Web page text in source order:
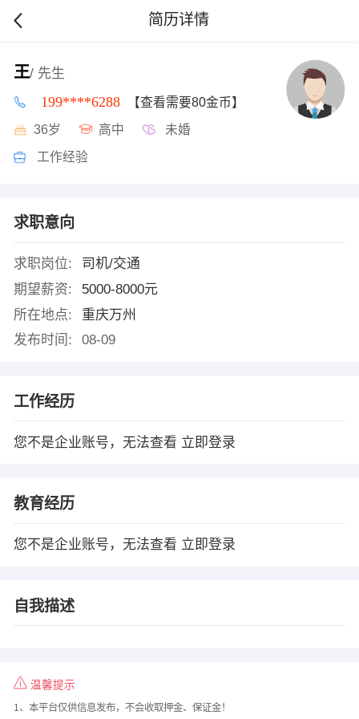
简历详情
王/ 先生
199****6288 【查看需要80金币】
36岁 高中 未婚
工作经验
求职意向
求职岗位:
司机/交通
期望薪资:
5000-8000元
所在地点:
重庆万州
发布时间:
08-09
工作经历
您不是企业账号，无法查看 立即登录
教育经历
您不是企业账号，无法查看 立即登录
自我描述
温馨提示
1、本平台仅供信息发布，不会收取押金、保证金！